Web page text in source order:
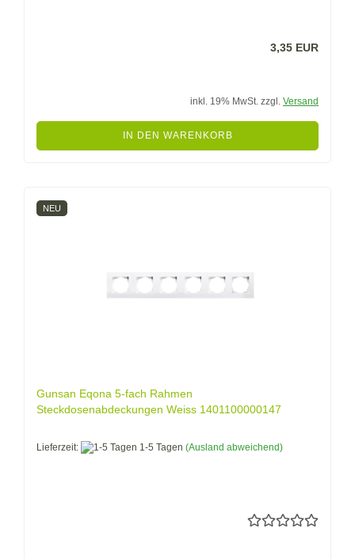
3,35 EUR
inkl. 19% MwSt. zzgl. Versand
IN DEN WARENKORB
NEU
Gunsan Eqona 5-fach Rahmen
Steckdosenabdeckungen Weiss 1401100000147
Lieferzeit: 1-5 Tagen (Ausland abweichend)